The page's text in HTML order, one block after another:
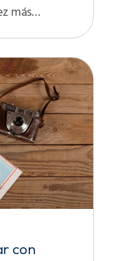
más…
con